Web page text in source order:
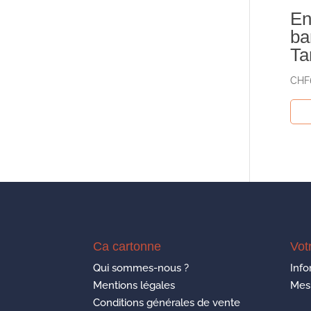
CHF
Ca cartonne
Qui sommes-nous ?
Mentions légales
Conditions générales de vente